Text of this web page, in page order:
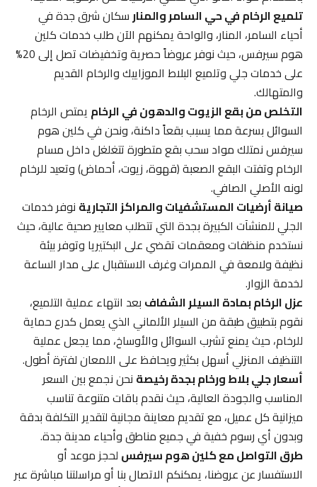
تلميع الرخام في حي السامر والمنارسكان شرق جدة في
أحياء السامر، المنار، والواحة يمكنهم الآن طلب خدمات كلين
هوم سيرفس، حيث نوفر عروضاً حصرية وتخفيضات تصل إلى 20%
على خدمات جلي وتلميع البلاط الموزاييك والرخام القديم
والمتهالك.
التخلص من بقع الزيوت والدهون في الرخاميمتص الرخام
السوائل بسرعة مما يسبب بقعاً داكنة، ونحن في كلين هوم
سيرفس نمتلك مواد سحب بقع متطورة تتغلغل داخل مسام
الرخام وتفتت البقع الصعبة (قهوة، زيوت، أحماض) وتعيد للرخام
لونه الأصلي الصافي.
صيانة أرضيات المستشفيات والمراكز التجاريةنوفر خدمات
الجلي للمنشآت الكبيرة بجدة التي تتطلب معايير صحية عالية، حيث
نستخدم منظفات ومعقمات تقضي على البكتيريا وتوفر بيئة
نظيفة ولامعة في الممرات وغرف الاستقبال على مدار الساعة
لخدمة الزوار.
عزل الرخام بمادة السيلر الشفافبعد انتهاء عملية التلميع،
نقوم بتطبيق طبقة من السيلر الألماني الذي يعمل كدرع حماية
للرخام، حيث يمنع تشرب السوائل والأوساخ، مما يجعل عملية
التنظيف المنزلي أسهل بكثير ويحافظ على اللمعان لفترة أطول.
أسعار جلي بلاط ورخام بجدة رخيصةنحن نجمع بين السعر
المناسب والجودة العالية، حيث نقدم باقات متنوعة تناسب
ميزانية كل عميل، مع تقديم معاينة مجانية لتقدير التكلفة بدقة
وبدون أي رسوم خفية في جميع مناطق وأحياء مدينة جدة.
طرق التواصل مع كلين هوم سيرفسلحجز موعد أو
الاستفسار عن عروضنا، يمكنكم الاتصال بنا أو مراسلتنا مباشرة عبر